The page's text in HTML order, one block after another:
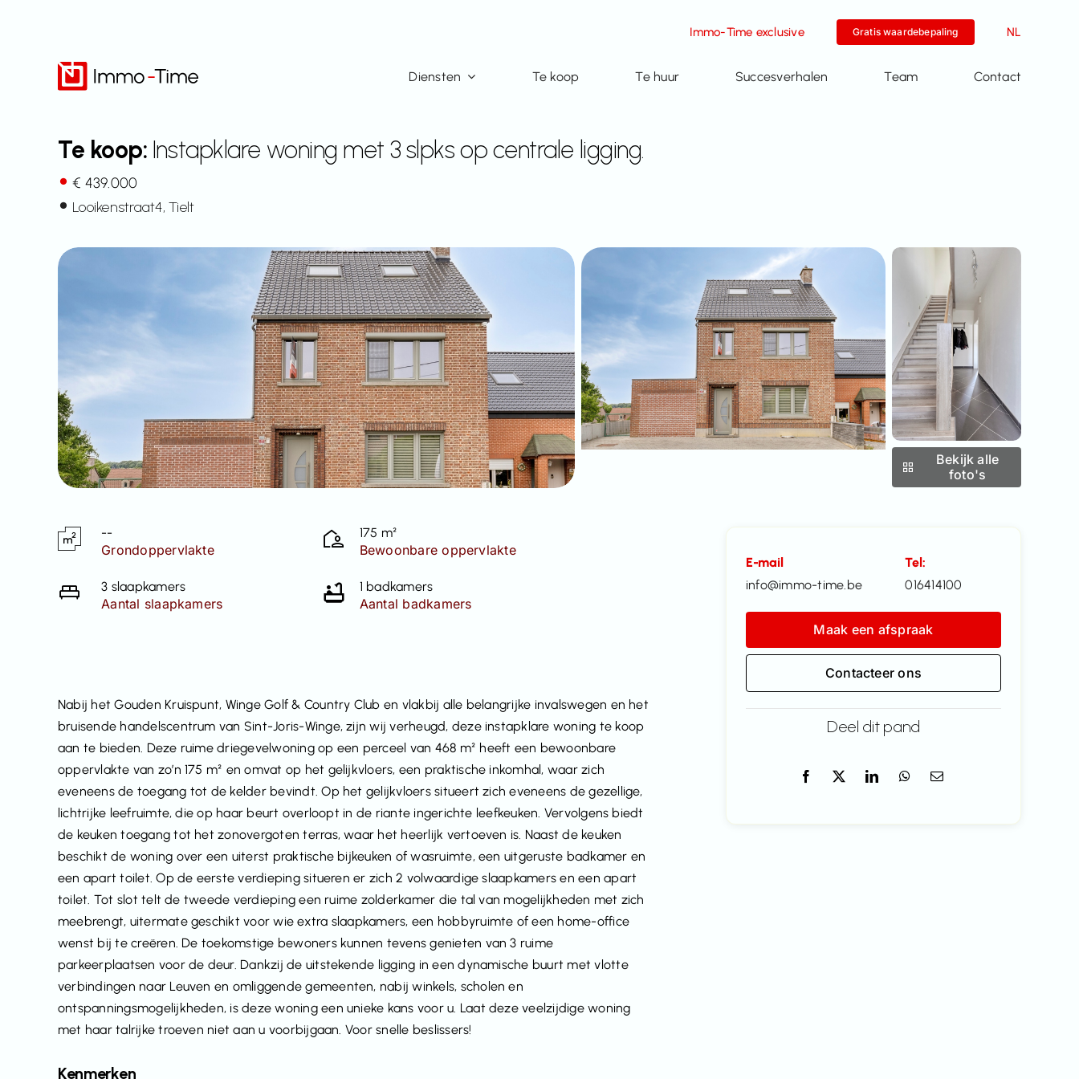
Immo-Time exclusive Gratis waardebepaling NL
Diensten Te koop Te huur Succesverhalen Team Contact
Te koop: Instapklare woning met 3 slpks op centrale ligging.
€ 439.000
Looikenstraat4, Tielt
Bekijk alle
foto's
--
Grondoppervlakte
175 m²
Bewoonbare oppervlakte
3 slaapkamers
Aantal slaapkamers
1 badkamers
Aantal badkamers
Nabij het Gouden Kruispunt, Winge Golf & Country Club en vlakbij alle belangrijke invalswegen en het
bruisende handelscentrum van Sint-Joris-Winge, zijn wij verheugd, deze instapklare woning te koop
aan te bieden. Deze ruime driegevelwoning op een perceel van 468 m² heeft een bewoonbare
oppervlakte van zo’n 175 m² en omvat op het gelijkvloers, een praktische inkomhal, waar zich
eveneens de toegang tot de kelder bevindt. Op het gelijkvloers situeert zich eveneens de gezellige,
lichtrijke leefruimte, die op haar beurt overloopt in de riante ingerichte leefkeuken. Vervolgens biedt
de keuken toegang tot het zonovergoten terras, waar het heerlijk vertoeven is. Naast de keuken
beschikt de woning over een uiterst praktische bijkeuken of wasruimte, een uitgeruste badkamer en
een apart toilet. Op de eerste verdieping situeren er zich 2 volwaardige slaapkamers en een apart
toilet. Tot slot telt de tweede verdieping een ruime zolderkamer die tal van mogelijkheden met zich
meebrengt, uitermate geschikt voor wie extra slaapkamers, een hobbyruimte of een home-office
wenst bij te creëren. De toekomstige bewoners kunnen tevens genieten van 3 ruime
parkeerplaatsen voor de deur. Dankzij de uitstekende ligging in een dynamische buurt met vlotte
verbindingen naar Leuven en omliggende gemeenten, nabij winkels, scholen en
ontspanningsmogelijkheden, is deze woning een unieke kans voor u. Laat deze veelzijdige woning
met haar talrijke troeven niet aan u voorbijgaan. Voor snelle beslissers!
Kenmerken
E-mail
info@immo-time.be
Tel:
016414100
Maak een afspraak
Contacteer ons
Deel dit pand